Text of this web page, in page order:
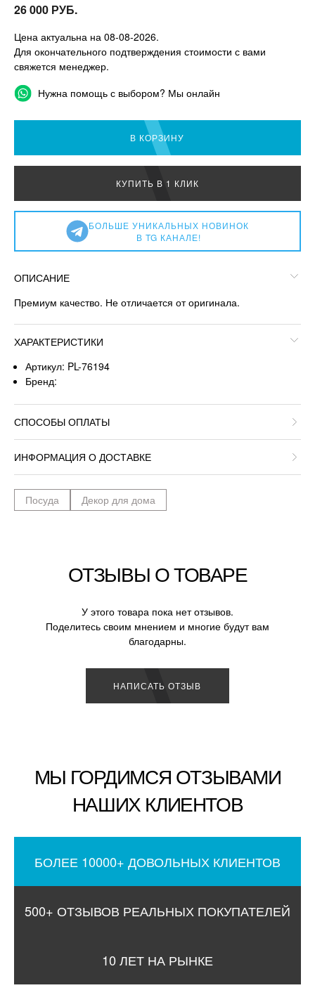
26 000 РУБ.
Цена актуальна на 08-08-2026.
Для окончательного подтверждения стоимости с вами
свяжется менеджер.
Нужна помощь с выбором? Мы онлайн
В КОРЗИНУ
КУПИТЬ В 1 КЛИК
БОЛЬШЕ УНИКАЛЬНЫХ НОВИНОК
В TG КАНАЛЕ!
ОПИСАНИЕ
Премиум качество. Не отличается от оригинала.
ХАРАКТЕРИСТИКИ
Артикул: PL-76194
Бренд:
СПОСОБЫ ОПЛАТЫ
ИНФОРМАЦИЯ О ДОСТАВКЕ
Посуда Декор для дома
ОТЗЫВЫ О ТОВАРЕ
У этого товара пока нет отзывов.
Поделитесь своим мнением и многие будут вам
благодарны.
НАПИСАТЬ ОТЗЫВ
МЫ ГОРДИМСЯ ОТЗЫВАМИ
НАШИХ КЛИЕНТОВ
БОЛЕЕ 10000+ ДОВОЛЬНЫХ КЛИЕНТОВ
500+ ОТЗЫВОВ РЕАЛЬНЫХ ПОКУПАТЕЛЕЙ
10 ЛЕТ НА РЫНКЕ